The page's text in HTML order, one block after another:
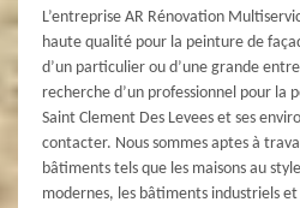
L’entreprise AR Rénovation
haute qualité pour la peinture de
d’un particulier ou d’une grande
recherche d’un professionnel pour la
Saint Clement Des Levees et ses
contacter. Nous sommes aptes à
bâtiments tels que les maisons au
modernes, les bâtiments industriels et